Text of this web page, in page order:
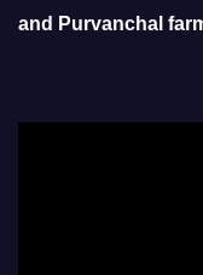
and Purvanchal